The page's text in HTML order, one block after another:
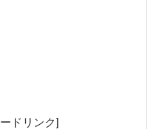
ドリンク]